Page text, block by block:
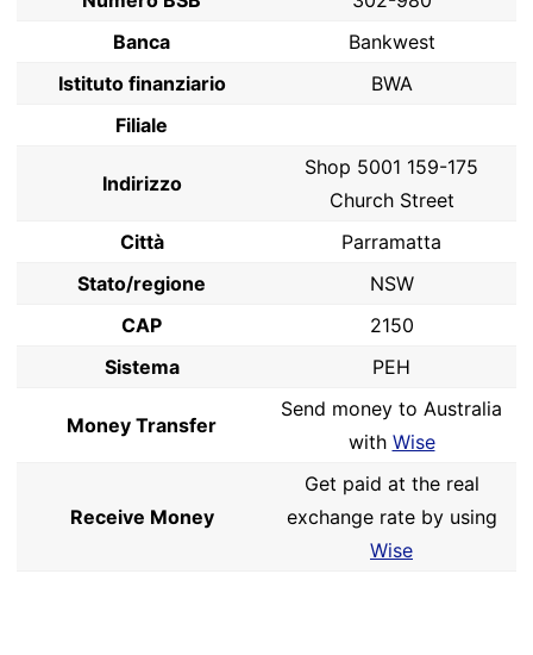
Banca
Bankwest
Istituto finanziario
BWA
Filiale
Indirizzo
Shop 5001 159-175
Church Street
Città
Parramatta
Stato/regione
NSW
CAP
2150
Sistema
PEH
Money Transfer
Send money to Australia
with Wise
Receive Money
Get paid at the real
exchange rate by using
Wise